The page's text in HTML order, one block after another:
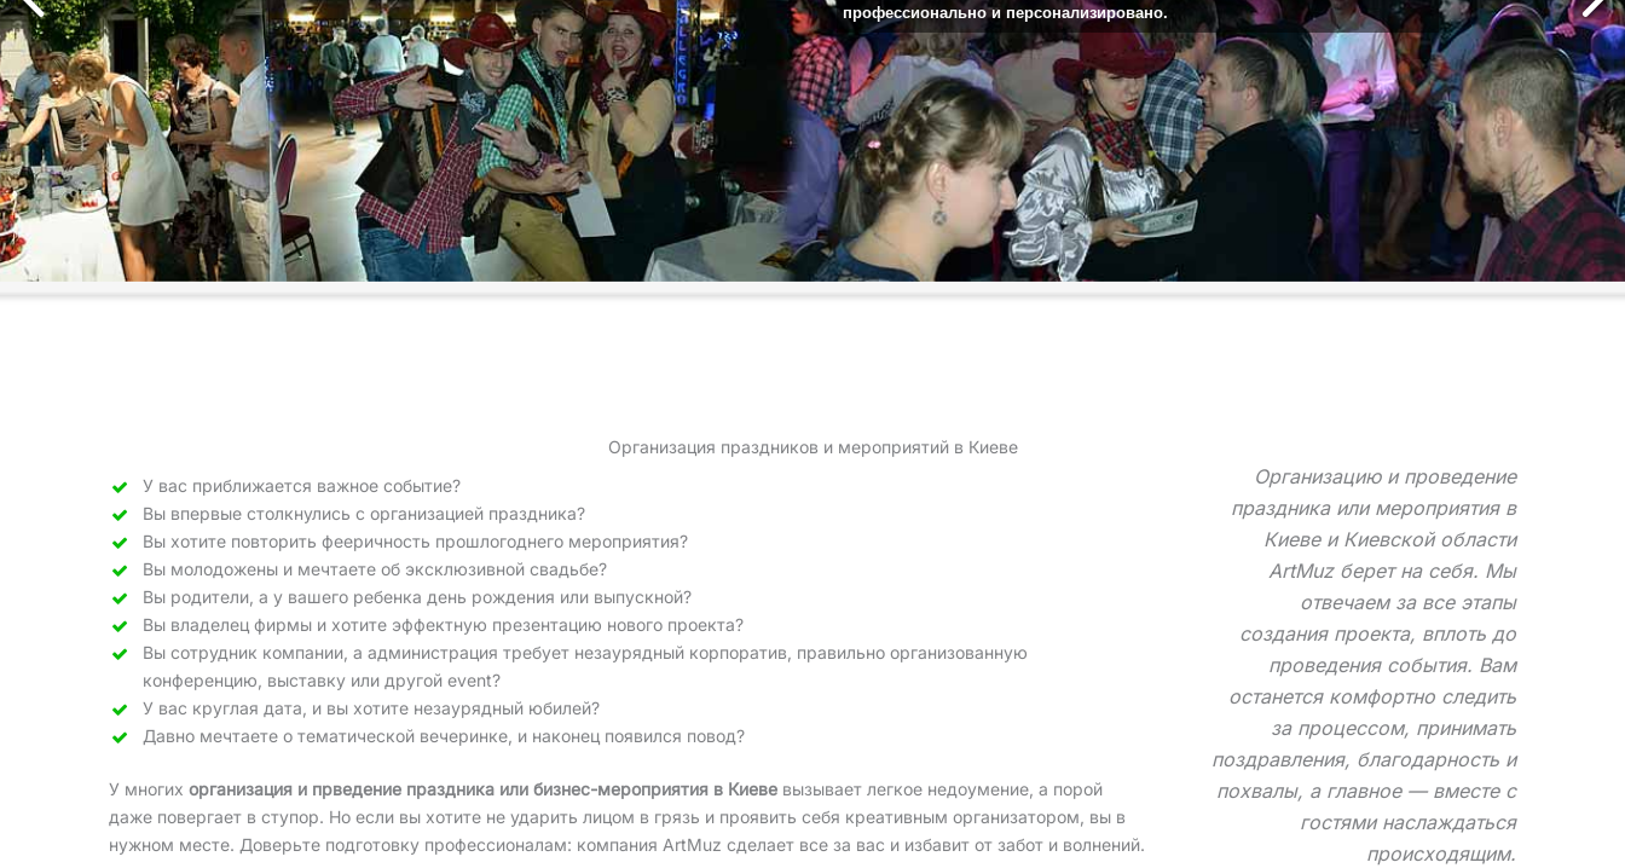
профессионально и персонализировано.
Организация праздников и мероприятий в Киеве
У вас приближается важное событие?
Вы впервые столкнулись с организацией праздника?
Вы хотите повторить фееричность прошлогоднего мероприятия?
Вы молодожены и мечтаете об эксклюзивной свадьбе?
Вы родители, а у вашего ребенка день рождения или выпускной?
Вы владелец фирмы и хотите эффектную презентацию нового проекта?
Вы сотрудник компании, а администрация требует незаурядный корпоратив, правильно организованную
конференцию, выставку или другой event?
У вас круглая дата, и вы хотите незаурядный юбилей?
Давно мечтаете о тематической вечеринке, и наконец появился повод?
У многих организация и прведение праздника или бизнес-мероприятия в Киеве вызывает легкое недоумение, а порой
даже повергает в ступор. Но если вы хотите не ударить лицом в грязь и проявить себя креативным организатором, вы в
нужном месте. Доверьте подготовку профессионалам: компания ArtMuz сделает все за вас и избавит от забот и волнений.
Организацию и проведение
праздника или мероприятия в
Киеве и Киевской области
ArtMuz берет на себя. Мы
отвечаем за все этапы
создания проекта, вплоть до
проведения события. Вам
останется комфортно следить
за процессом, принимать
поздравления, благодарность и
похвалы, а главное — вместе с
гостями наслаждаться
происходящим.